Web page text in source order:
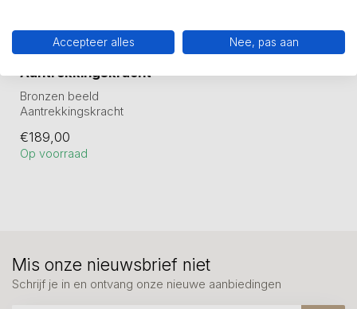
Bronzen beeld
Aantrekkingskracht
Bronzen beeld
Aantrekkingskracht
tinlegering en daarn...
€189,00
Op voorraad
Mis onze nieuwsbrief niet
Schrijf je in en ontvang onze nieuwe aanbiedingen
Accepteer alles Nee, pas aan